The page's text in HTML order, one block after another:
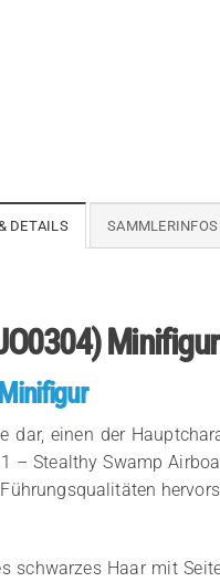
DETAILS
Minifigur
dar, einen der
– Stealthy Swamp
schwarzes Haar mit